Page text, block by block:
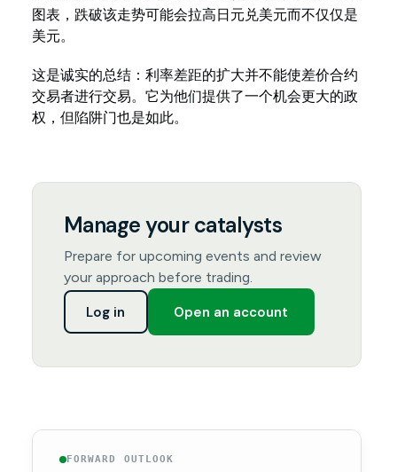
图表，跌破该走势可能会拉高日元兑美元而不仅仅是
美元。
这是诚实的总结：利率差距的扩大并不能使差价合约
交易者进行交易。它为他们提供了一个机会更大的政
权，但陷阱门也是如此。
Manage your catalysts
Prepare for upcoming events and review
your approach before trading.
Log in Open an account
FORWARD OUTLOOK